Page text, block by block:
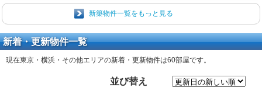
新築物件一覧をもっと見る
新着・更新物件一覧
現在東京・横浜・その他エリアの新着・更新物件は60部屋です。
並び替え